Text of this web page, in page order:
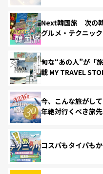
Next韓国旅 次の韓
グルメ・テクニック
旬な“あの人”が「
載 MY TRAVEL
今、こんな旅がし
年絶対行くべき旅
コスパもタイパも